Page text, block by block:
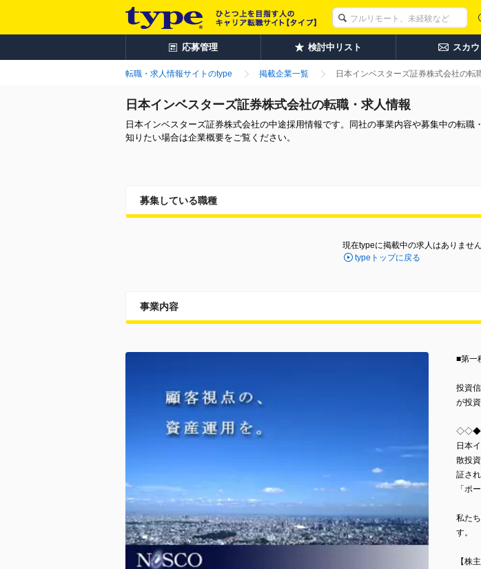
応募管理 検討中リスト スカウ
転職・求人情報サイトのtype 掲載企業一覧 日本インベスターズ証券株式会社の転
日本インベスターズ証券株式会社の転職・求人情報
日本インベスターズ証券株式会社の中途採用情報です。同社の事業内容や募集中の転職
知りたい場合は企業概要をご覧ください。
募集している職種
現在typeに掲載中の求人はありません
typeトップに戻る
事業内容
■第一
投資
が投
◇◇◆“
日本
散投
証さ
「ポ
私た
す。
【株主